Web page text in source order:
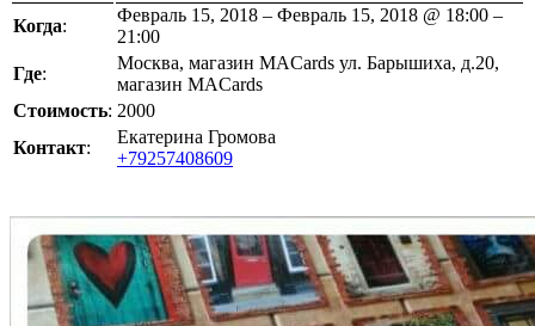
Когда:
Февраль 15, 2018 – Февраль 15, 2018 @ 18:00 –
21:00
Где:
Москва, магазин MACards ул. Барышиха, д.20,
магазин MACards
Стоимость: 2000
Контакт:
Екатерина Громова
+79257408609